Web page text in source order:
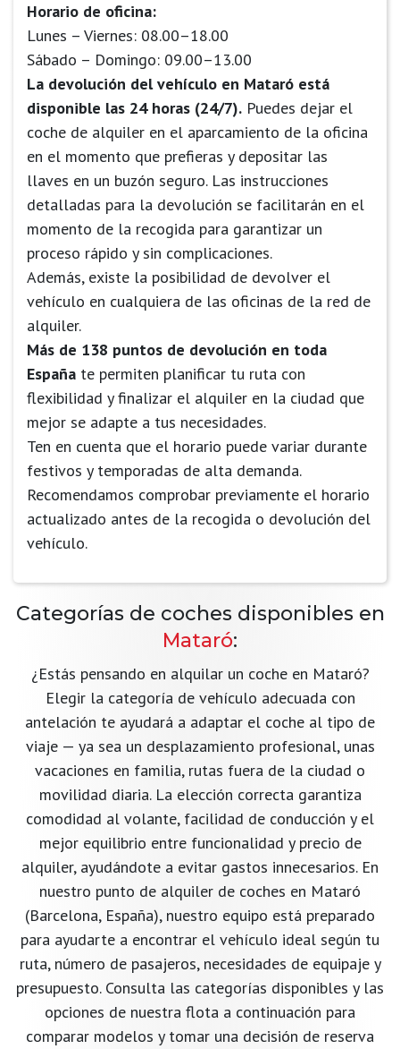
Horario de oficina:
Lunes – Viernes: 08.00–18.00
Sábado – Domingo: 09.00–13.00
La devolución del vehículo en Mataró está
disponible las 24 horas (24/7). Puedes dejar el
coche de alquiler en el aparcamiento de la oficina
en el momento que prefieras y depositar las
llaves en un buzón seguro. Las instrucciones
detalladas para la devolución se facilitarán en el
momento de la recogida para garantizar un
proceso rápido y sin complicaciones.
Además, existe la posibilidad de devolver el
vehículo en cualquiera de las oficinas de la red de
alquiler.
Más de 138 puntos de devolución en toda
España te permiten planificar tu ruta con
flexibilidad y finalizar el alquiler en la ciudad que
mejor se adapte a tus necesidades.
Ten en cuenta que el horario puede variar durante
festivos y temporadas de alta demanda.
Recomendamos comprobar previamente el horario
actualizado antes de la recogida o devolución del
vehículo.
Categorías de coches disponibles en
Mataró:
¿Estás pensando en alquilar un coche en Mataró?
Elegir la categoría de vehículo adecuada con
antelación te ayudará a adaptar el coche al tipo de
viaje — ya sea un desplazamiento profesional, unas
vacaciones en familia, rutas fuera de la ciudad o
movilidad diaria. La elección correcta garantiza
comodidad al volante, facilidad de conducción y el
mejor equilibrio entre funcionalidad y precio de
alquiler, ayudándote a evitar gastos innecesarios. En
nuestro punto de alquiler de coches en Mataró
(Barcelona, España), nuestro equipo está preparado
para ayudarte a encontrar el vehículo ideal según tu
ruta, número de pasajeros, necesidades de equipaje y
presupuesto. Consulta las categorías disponibles y las
opciones de nuestra flota a continuación para
comparar modelos y tomar una decisión de reserva